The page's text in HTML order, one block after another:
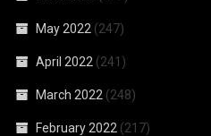
May 2022 (247)
April 2022 (241)
March 2022 (248)
February 2022 (217)